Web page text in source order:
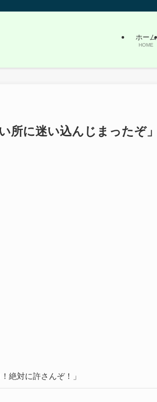
ホーム
HOME
所に迷い込んじまったぞ」
絶対に許さんぞ！」